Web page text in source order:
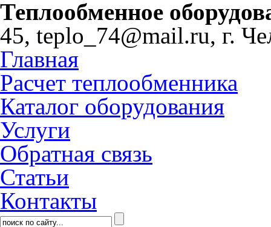
Теплообменное
45, teplo_74@mail.ru, г.
Главная
Расчет теплообменника
Каталог оборудования
Услуги
Обратная связь
Статьи
Контакты